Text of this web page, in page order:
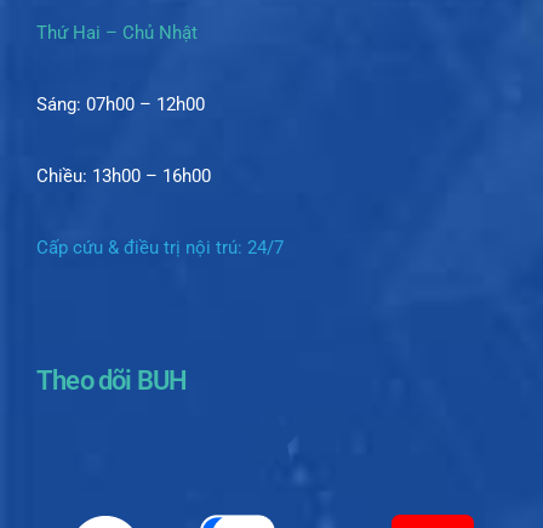
Thứ Hai – Chủ Nhật
Sáng: 07h00 – 12h00
Chiều: 13h00 – 16h00
Cấp cứu & điều trị nội trú: 24/7
Theo dõi BUH